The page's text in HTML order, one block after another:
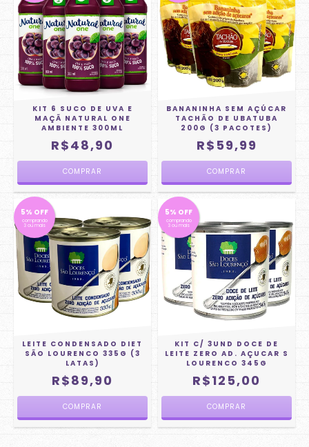
KIT 6 SUCO DE UVA E
MAÇÃ NATURAL ONE
AMBIENTE 300ML
R$48,90
BANANINHA SEM AÇÚCAR
TACHÃO DE UBATUBA
200G (3 PACOTES)
R$59,99
5% OFF
comprando
3 ou mais
LEITE CONDENSADO DIET
SÃO LOURENCO 335G (3
LATAS)
R$89,90
5% OFF
comprando
3 ou mais
KIT C/ 3UND DOCE DE
LEITE ZERO AD. AÇUCAR S
LOURENCO 345G
R$125,00